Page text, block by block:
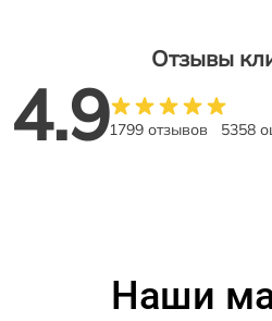
Отзывы
4.91799 отзывов 5358
Наши